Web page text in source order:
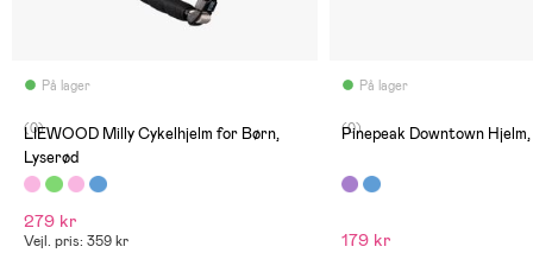
På lager
(0)
LIEWOOD Milly Cykelhjelm for Børn,
Lyserød
279 kr
Vejl. pris: 359 kr
På lager
(0)
Pinepeak Downtown
179 kr